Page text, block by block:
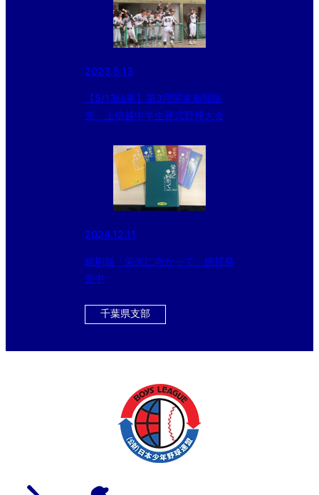
2023.5.13
【5/13結果】第3回関東新聞販
売 上信越中学生硬式野球大会
2024.12.11
縮刷版「栄光に向かって」絶賛発
売中
千葉県支部